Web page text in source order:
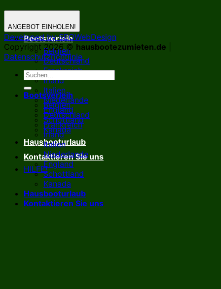
Bootsverleih
Belgien
Deutschland
Frankreich
Irland
Italien
Niederlande
England
Schottland
Kanada
Hausbooturlaub
Kontaktieren Sie uns
HILFE!
ANGEBOT EINHOLEN!
Developed by SEOWebDesign
Copyright 2026 © hausbootezumieten.de
Datenschutzrichtlinie
Bootsverleih
Belgien
Deutschland
Frankreich
Irland
Italien
Niederlande
England
Schottland
Kanada
Hausbooturlaub
Kontaktieren Sie uns